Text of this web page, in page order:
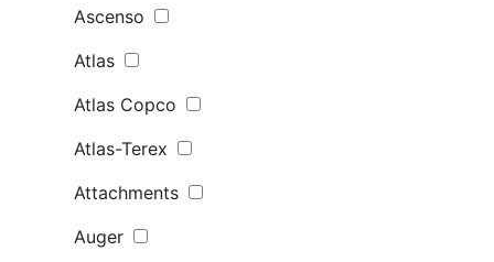
Ascenso
Atlas
Atlas Copco
Atlas-Terex
Attachments
Auger